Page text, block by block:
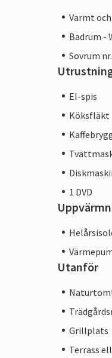
Varmt
Badrum -
Sovrum
El-spis
Köksfläkt
1 DVD
Utanför
Grillplats
Terrass